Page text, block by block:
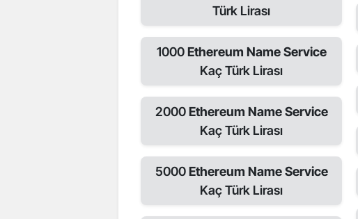
Türk Lirası
1000Ethereum Name Service
Kaç Türk Lirası
2000Ethereum Name Service
Kaç Türk Lirası
5000Ethereum Name Service
Kaç Türk Lirası